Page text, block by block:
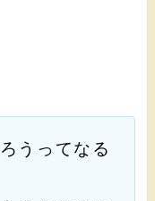
うってなる